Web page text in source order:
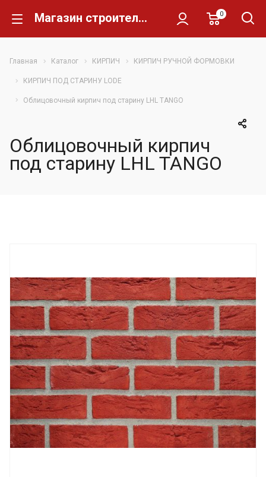
Магазин строительных материалов Склад Кирпича 0
Главная Каталог КИРПИЧ КИРПИЧ РУЧНОЙ ФОРМОВКИ
КИРПИЧ ПОД СТАРИНУ LODE
Oблицовочный кирпич под старину LHL TANGO
Oблицовочный кирпич
под старину LHL TANGO